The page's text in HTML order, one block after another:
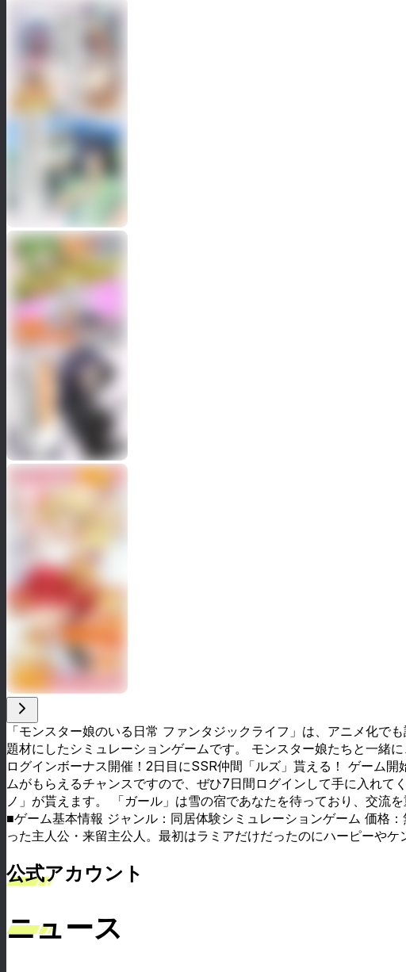
「モンスター娘のいる日常 ファンタジックライフ」は、アニメ化
題材にしたシミュレーションゲームです。 モンスター娘たちと一緒
ログインボーナス開催！2日目にSSR仲間「ルズ」貰える！ ゲーム
ムがもらえるチャンスですので、ぜひ7日間ログインして手に入れ
ノ」が貰えます。 「ガール」は雪の宿であなたを待っており、交流
■ゲーム基本情報 ジャンル：同居体験シミュレーションゲーム 価格
った主人公・来留主公人。最初はラミアだけだったのにハーピーや
公式アカウント
ニュース